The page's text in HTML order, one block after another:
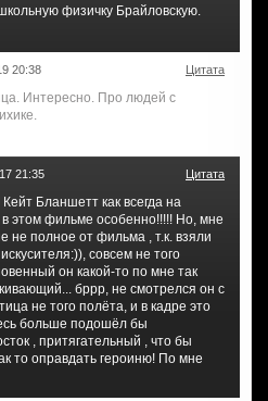
физичку Брайловскую.
20:38 Цитата
Интересно. Про людей с
21:35 Цитата
Бланшетт как всегда на
этом фильме особенно!!!!! Но, мне
не полное от фильма , т.к. взяли
совсем не того
он какой-то по мне так
бррр, не смотрелся он с
не того полёта, и в кадре это
больше подошёл бы
, притягательный , что бы
то оправдать героиню! По мне